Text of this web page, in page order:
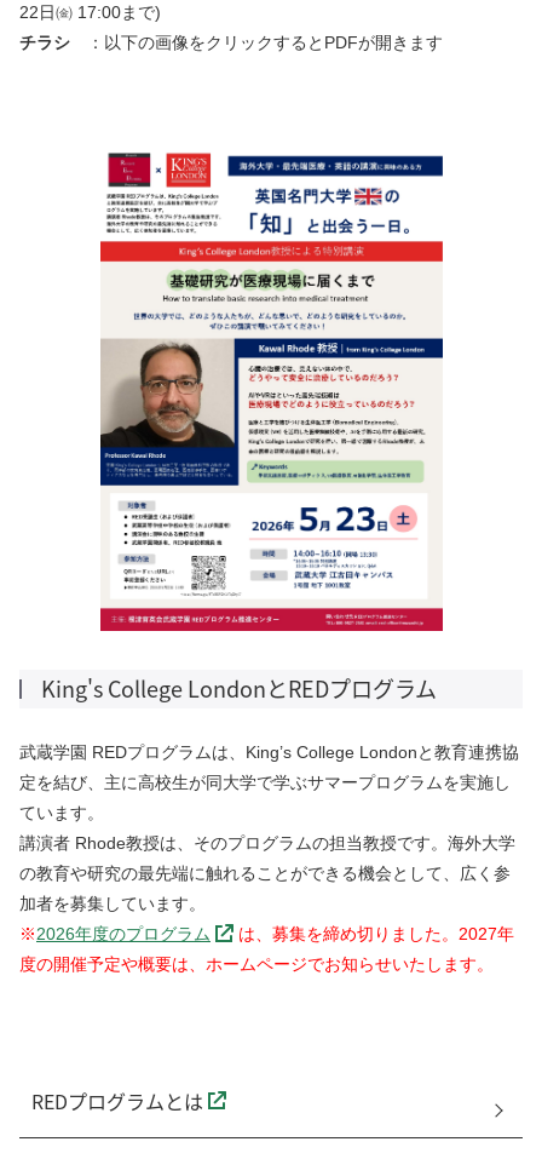
22日㈮ 17:00まで)
チラシ ：以下の画像をクリックするとPDFが開きます
King's College LondonとREDプログラム
武蔵学園 REDプログラムは、King’s College Londonと教育連携協
定を結び、主に高校生が同大学で学ぶサマープログラムを実施し
ています。
講演者 Rhode教授は、そのプログラムの担当教授です。海外大学
の教育や研究の最先端に触れることができる機会として、広く参
加者を募集しています。
※2026年度のプログラム は、募集を締め切りました。 2027年
度の開催予定や概要は、ホームページでお知らせいたします。
REDプログラムとは